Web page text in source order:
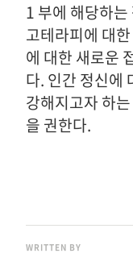
1 부에 해당하
고테라피에 대
에 대한 새로운
다. 인간 정신에
강해지고자 하
을 권한다.
WRITTEN BY